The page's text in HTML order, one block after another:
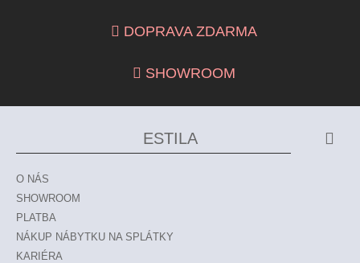
DOPRAVA ZDARMA
SHOWROOM
ESTILA
O NÁS
SHOWROOM
PLATBA
NÁKUP NÁBYTKU NA SPLÁTKY
KARIÉRA